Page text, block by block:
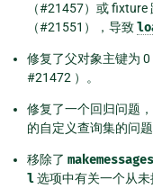
（#21457）或
（#21551），导致
修复了父对象主键为
#21472 ）。
修复了一个回归问题
的自定义查询集的问
移除了 makemessages
l选项中有关一个从